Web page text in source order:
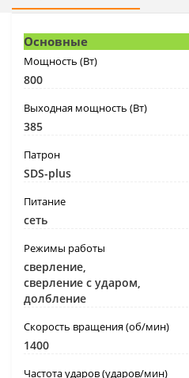
Основные
Мощность (Вт)
800
Выходная мощность (Вт)
385
Патрон
SDS-plus
Питание
сеть
Режимы работы
сверление,
сверление с ударом,
долбление
Скорость вращения (об/мин)
1400
Частота ударов (ударов/мин)